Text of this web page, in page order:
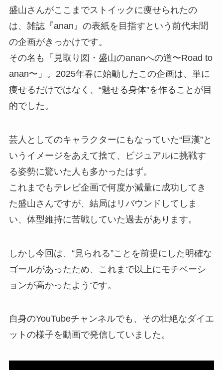
盛山さんがここまでストイックに痩せられたの
は、雑誌『anan』の表紙を目指すという前代未聞
の企画がきっかけです。
その名も「見取り図・盛山のananへの道〜Road to
anan〜」。2025年春に始動したこの企画は、単に
痩せるだけではなく、“魅せる身体”を作ることが目
的でした。
芸人としてのキャラクターにもなっていた“巨漢”と
いうイメージをあえて捨て、ビジュアルに挑戦す
る姿勢に驚いた人も多かったはず。
これまでもテレビ企画で何度か減量に成功してき
た盛山さんですが、結局はリバウンドしてしま
い、体型維持に苦戦していた過去があります。
しかし今回は、“見られる”ことを前提にした明確な
ゴールがあったため、これまで以上にモチベーシ
ョンが高かったようです。
自身のYouTubeチャンネルでも、その壮絶なダイエ
ットの様子を動画で発信していました。